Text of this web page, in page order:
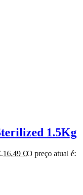
1.5Kg
16,49 €O preço atual é: